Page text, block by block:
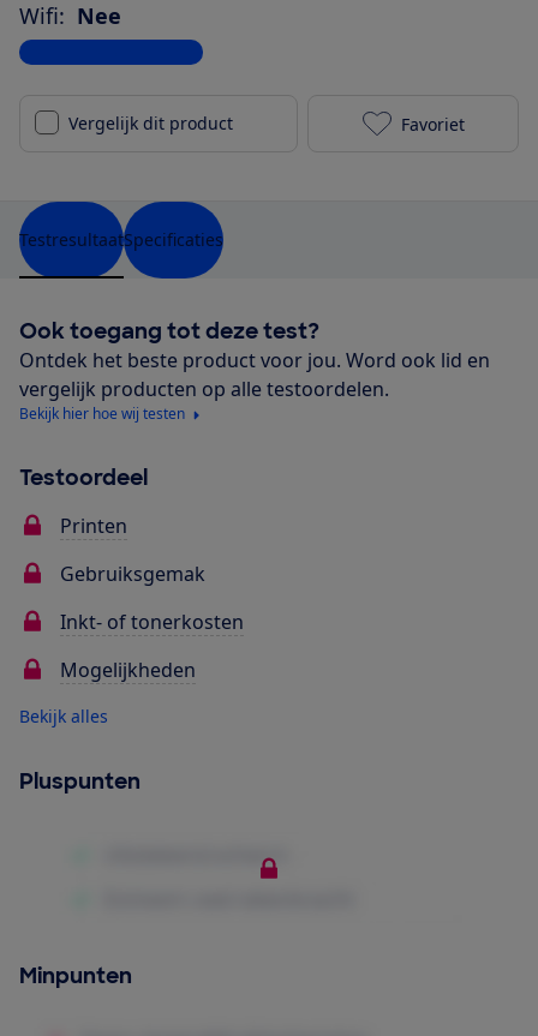
Wifi: Nee
Bekijk alle specificaties
Vergelijk dit product Canon
Favoriet
TestresultaatSpecificaties
Ook toegang tot deze test?
Ontdek het beste product voor jou. Word ook lid en
vergelijk producten op alle testoordelen.
Bekijk hier hoe wij testen
Testoordeel
Printen
Gebruiksgemak
Inkt- of tonerkosten
Mogelijkheden
Bekijk alles
Pluspunten
Minpunten